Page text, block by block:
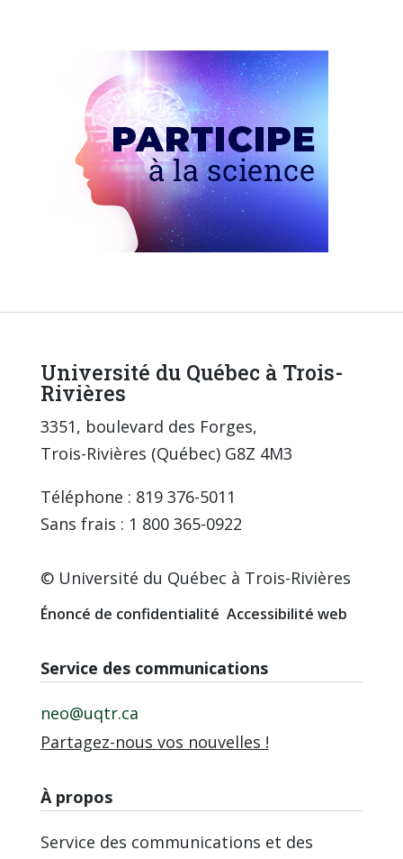
Université du Québec à Trois-
Rivières
3351, boulevard des Forges,
Trois-Rivières (Québec) G8Z 4M3
Téléphone : 819 376-5011
Sans frais : 1 800 365-0922
© Université du Québec à Trois-Rivières
Énoncé de confidentialité Accessibilité web
Service des communications
neo@uqtr.ca
Partagez-nous vos nouvelles !
À propos
Service des communications et des